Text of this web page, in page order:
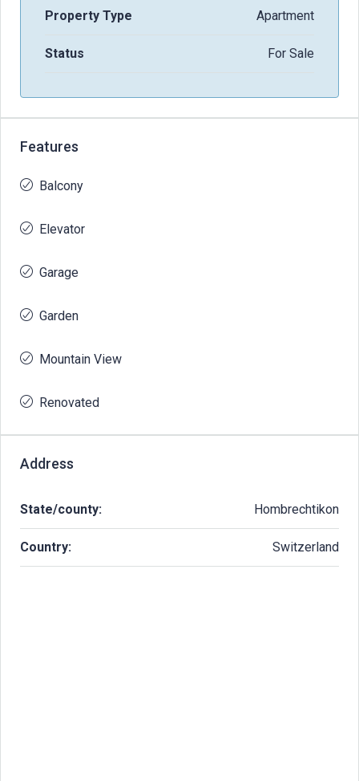
Property Type Apartment
Status For Sale
Features
Balcony
Elevator
Garage
Garden
Mountain View
Renovated
Address
State/county: Hombrechtikon
Country: Switzerland